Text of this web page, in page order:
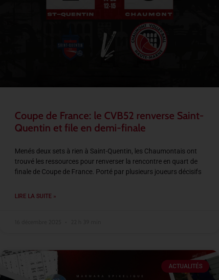
Coupe de France: le CVB52 renverse Saint-
Quentin et file en demi-finale
Menés deux sets à rien à Saint-Quentin, les Chaumontais ont
trouvé les ressources pour renverser la rencontre en quart de
finale de Coupe de France. Porté par plusieurs joueurs décisifs
LIRE LA SUITE »
ACTUALITÉS